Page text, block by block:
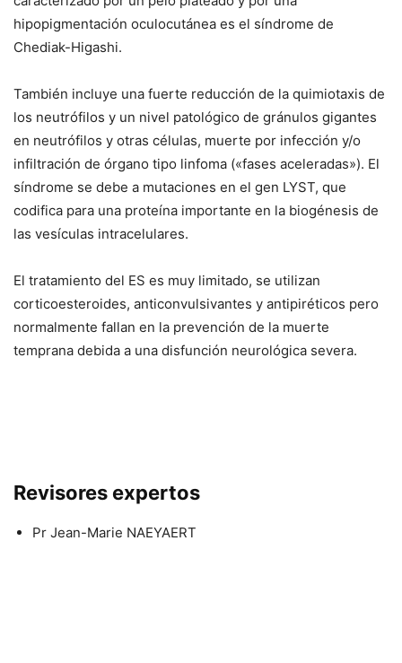
hipopigmentación oculocutánea es el síndrome de
Chediak-Higashi.
También incluye una fuerte reducción de la quimiotaxis de
los neutrófilos y un nivel patológico de gránulos gigantes
en neutrófilos y otras células, muerte por infección y/o
infiltración de órgano tipo linfoma («fases aceleradas»). El
síndrome se debe a mutaciones en el gen LYST, que
codifica para una proteína importante en la biogénesis de
las vesículas intracelulares.
El tratamiento del ES es muy limitado, se utilizan
corticoesteroides, anticonvulsivantes y antipiréticos pero
normalmente fallan en la prevención de la muerte
temprana debida a una disfunción neurológica severa.
Revisores expertos
Pr Jean-Marie NAEYAERT